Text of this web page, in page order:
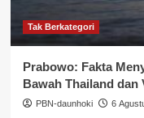
Tak Berkategori
Prabowo: Fakta
Bawah Thailand dan
PBN-daunhoki 6